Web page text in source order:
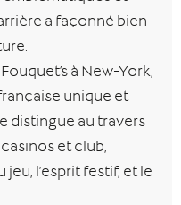
a façonné bien
à New-York,
unique et
distingue au travers
casinos et club,
l’esprit festif, et le